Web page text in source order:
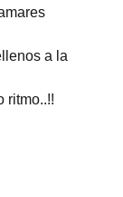
a la
ritmo..!!